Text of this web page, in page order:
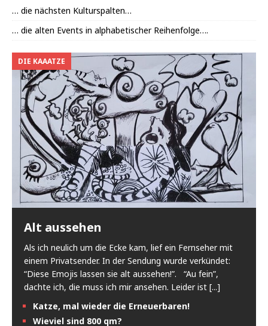
… die nächsten Kulturspalten…
… die alten Events in alphabetischer Reihenfolge….
DIE KAAATZE
Alt aussehen
Als ich neulich um die Ecke kam, lief ein Fernseher mit
einem Privatsender. In der Sendung wurde verkündet:
“Diese Emojis lassen sie alt aussehen!”. “Au fein”,
dachte ich, die muss ich mir ansehen. Leider ist [...]
Katze, mal wieder die Erneuerbaren!
Wieviel sind 800 qm?